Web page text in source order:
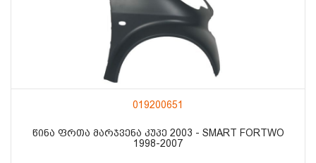
019200651
ᲬᲘᲜᲐ ᲤᲠᲗᲐ ᲛᲐᲠᲯᲕᲔᲜᲐ ᲙᲣᲞᲔ 2003 - SMART FORTWO
1998-2007